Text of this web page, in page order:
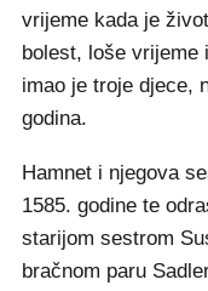
vrijeme kada je
bolest, loše vrijeme
imao je troje djece,
godina.
Hamnet i njegova
1585. godine te
starijom sestrom
bračnom paru